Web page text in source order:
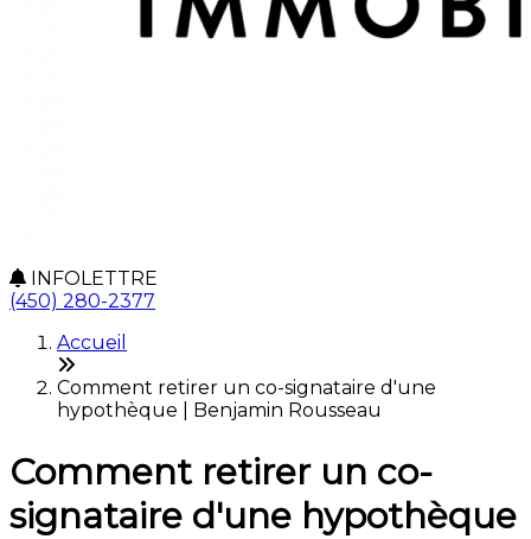
INFOLETTRE
(450) 280-2377
Accueil
Comment retirer un co-signataire d'une
hypothèque | Benjamin Rousseau
Comment retirer un co-
signataire d'une hypothèque